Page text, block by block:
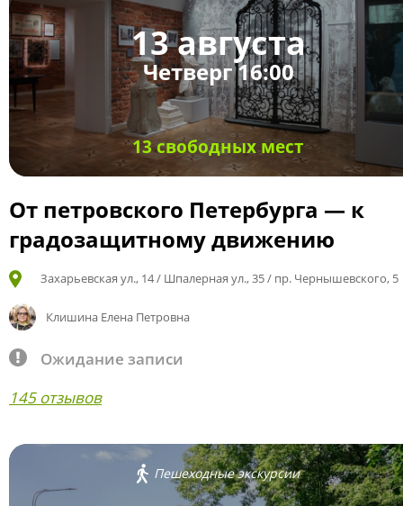
13 августа
Четверг 16:00
13 свободных мест
От петровского Петербурга — к
градозащитному движению
Захарьевская ул., 14 / Шпалерная ул., 35 / пр. Чернышевского, 5
Клишина Елена Петровна
Ожидание записи
145 отзывов
Пешеходные экскурсии